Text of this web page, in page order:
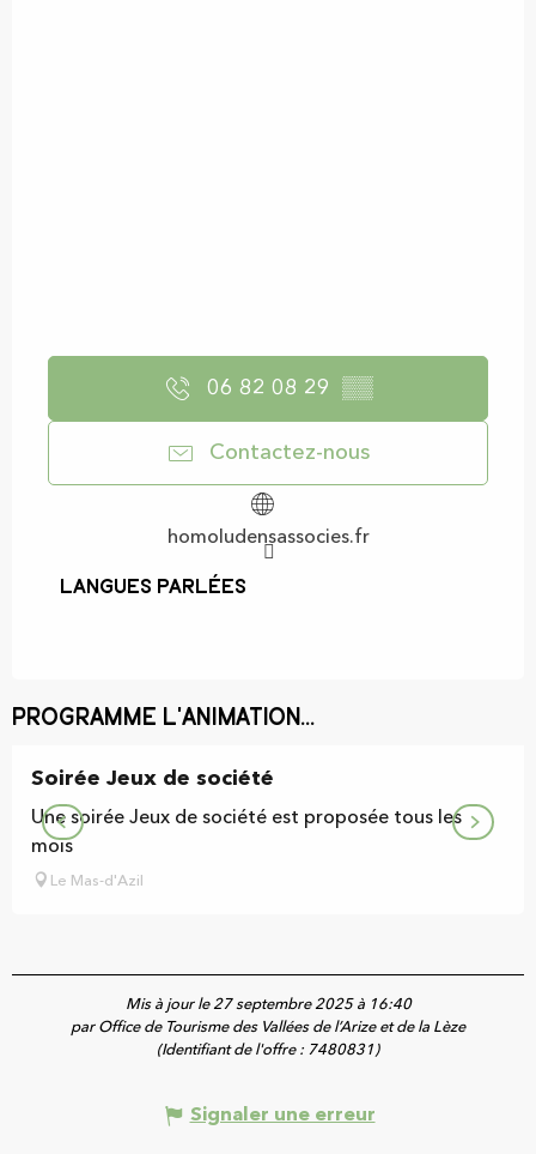
06 82 08 29 ▒▒
Contactez-nous
homoludensassocies.fr
Langues parlées
Langues parlées
Programme l'animation...
Soirée Jeux de société
Une soirée Jeux de société est proposée tous les
mois
Le Mas-d'Azil
Mis à jour le 27 septembre 2025 à 16:40
par Office de Tourisme des Vallées de l’Arize et de la Lèze
(Identifiant de l'offre : 7480831 )
Signaler une erreur